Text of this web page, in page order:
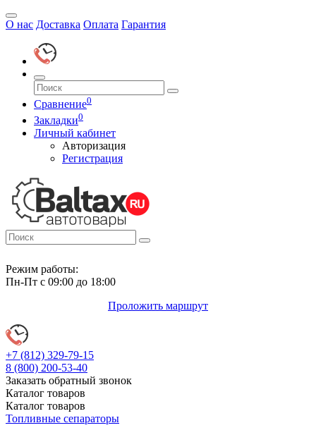
О нас Доставка Оплата Гарантия
Сравнение0
Закладки0
Личный кабинет
Авторизация
Регистрация
Режим работы:
Пн-Пт с 09:00 до 18:00
Проложить маршрут
+7 (812) 329-79-15
8 (800) 200-53-40
Заказать обратный звонок
Каталог товаров
Каталог товаров
Топливные сепараторы